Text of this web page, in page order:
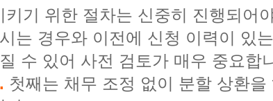
기 위한 절차는 신중히 진행되어
는 경우와 이전에 신청 이력이 있
수 있어 사전 검토가 매우 중요합
첫째는 채무 조정 없이 분할 상환